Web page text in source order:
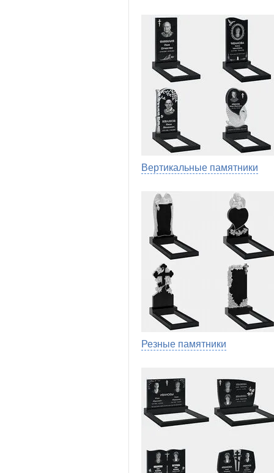
Вертикальные памятники
Резные памятники